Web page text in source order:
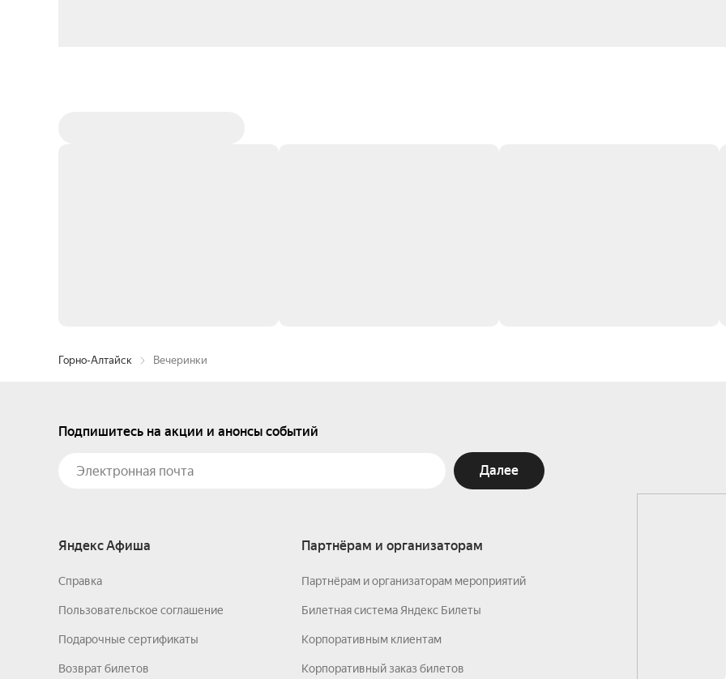
Горно-Алтайск Вечеринки
Подпишитесь на акции и анонсы событий
Далее
Яндекс Афиша
Справка
Пользовательское соглашение
Подарочные сертификаты
Возврат билетов
Партнёрам и организаторам
Партнёрам и организаторам мероприятий
Билетная система Яндекс Билеты
Корпоративным клиентам
Корпоративный заказ билетов